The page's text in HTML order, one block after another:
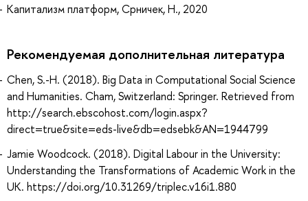
Капитализм платформ, Срничек, Н., 2020
Рекомендуемая дополнительная литература
Chen, S.-H. (2018). Big Data in Computational Social Science
and Humanities. Cham, Switzerland: Springer. Retrieved from
http://search.ebscohost.com/login.aspx?
direct=true&site=eds-live&db=edsebk&AN=1944799
Jamie Woodcock. (2018). Digital Labour in the University:
Understanding the Transformations of Academic Work in the
UK. https://doi.org/10.31269/triplec.v16i1.880